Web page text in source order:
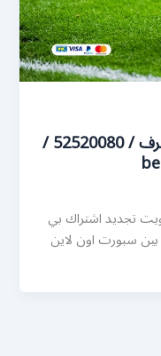
رقم موزع بين سبورت غرب مشرف / 52520080 /
تجديد اشتراك بي
سبورت اون لاين